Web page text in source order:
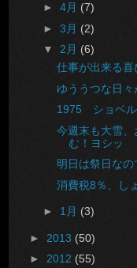
► 4月 (7)
► 3月 (2)
▼ 2月 (6)
仕事が出来る喜
ゆううつな日々
1975 ショベル
今週末も大雪
む！ヨシッ
明日は祭日なの
消費税8％、し
► 1月 (3)
► 2013 (50)
► 2012 (55)